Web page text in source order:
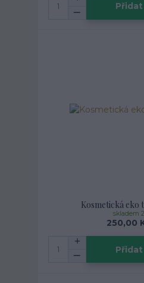
Kosmetická eko
250,00
skladem